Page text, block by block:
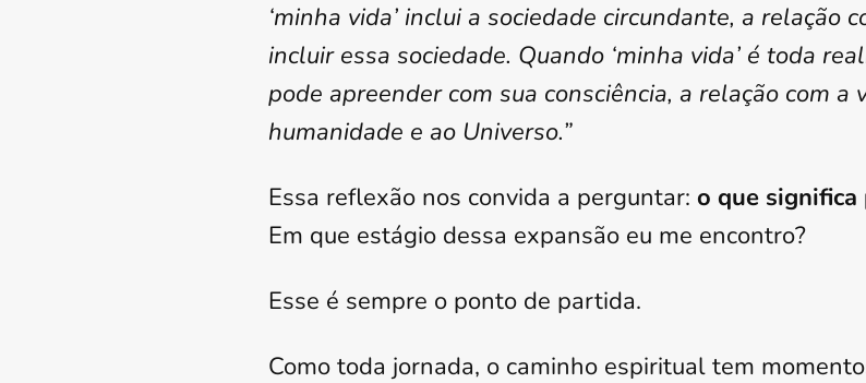
‘minha vida’ inclui a sociedade circundante, a relação
incluir essa sociedade. Quando ‘minha vida’ é toda
pode apreender com sua consciência, a relação com a
humanidade e ao Universo.”
Essa reflexão nos convida a perguntar:o que significa
Em que estágio dessa expansão eu me encontro?
Esse é sempre o ponto de partida.
Como toda jornada, o caminho espiritual tem